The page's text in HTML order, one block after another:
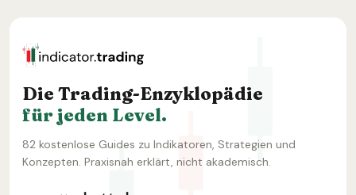
Die Trading-Enzyklopädie
für jeden Level.
82 kostenlose Guides zu Indikatoren, Strategien und
Konzepten. Praxisnah erklärt, nicht akademisch.